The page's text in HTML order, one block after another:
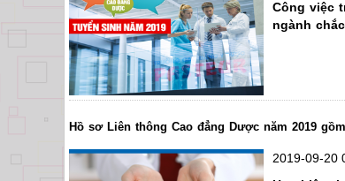
Công việc
ngành
Hồ sơ Liên thông Cao đẳng Dược năm 2019
2019-09-20